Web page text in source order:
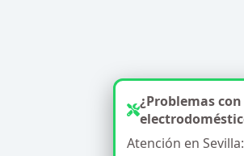
¿Problemas
Atención en Sevilla: